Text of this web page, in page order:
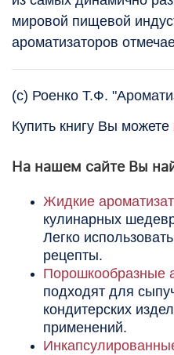
мировой пищевой
ароматизаторов
(с) Роенко Т.Ф.
Купить книгу Вы можете
На нашем сайте Вы
Жидкие
кулинарных
Легко
рецепты.
Порошкообразные
подходят для
кондитерских
применений.